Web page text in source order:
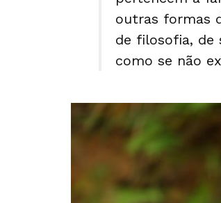
outras formas
de filosofia, de
como se não